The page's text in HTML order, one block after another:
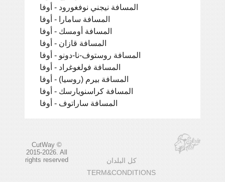
المسافة نيجني نوفغورود - أوفا
المسافة سامارا - أوفا
المسافة أومسك - أوفا
المسافة قازان - أوفا
المسافة روستوف-نا-دونو - أوفا
المسافة فولغوغراد - أوفا
المسافة بيرم (روسيا) - أوفا
المسافة كراسنويارسك - أوفا
المسافة ساراتوف - أوفا
CutWay ©
2015-2026. All
rights reserved
كل البلدان
TERM&CONDITIONS